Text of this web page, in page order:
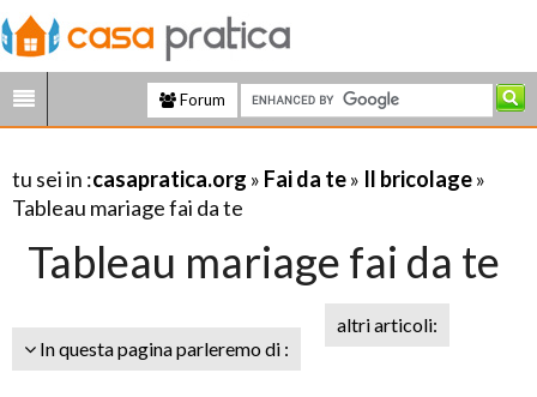
Forum
tu sei in :casapratica.org » Fai da te» Il bricolage»
Tableau mariage fai da te
Tableau mariage fai da te
In questa pagina parleremo di :
altri articoli: